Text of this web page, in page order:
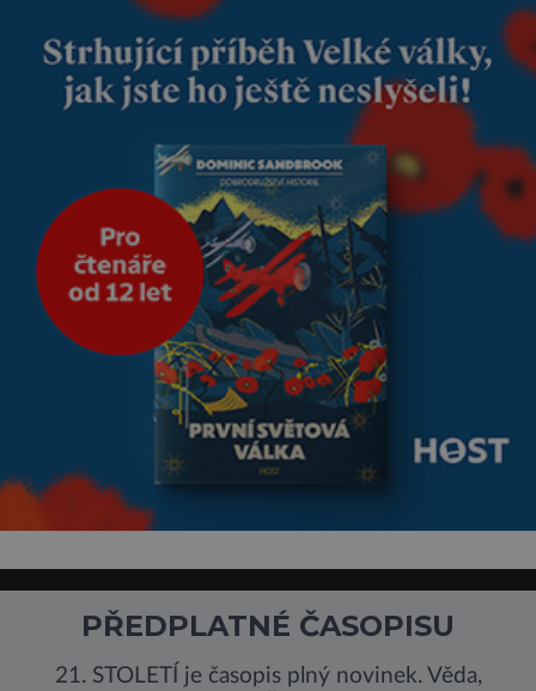
PŘEDPLATNÉ ČASOPISU
21. STOLETÍ je časopis plný novinek. Věda,